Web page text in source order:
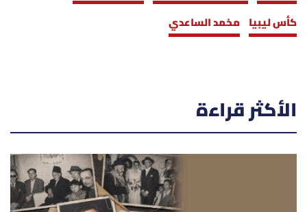
كأس ليبيا مخمد الساعدي
الأكثر قراءة